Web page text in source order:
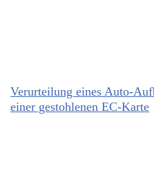
Verurteilung eines Auto-
einer gestohlenen EC-Karte